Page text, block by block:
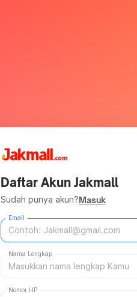
Daftar Akun Jakmall
Sudah punya akun?Masuk
Email
Nama Lengkap
Nomor HP